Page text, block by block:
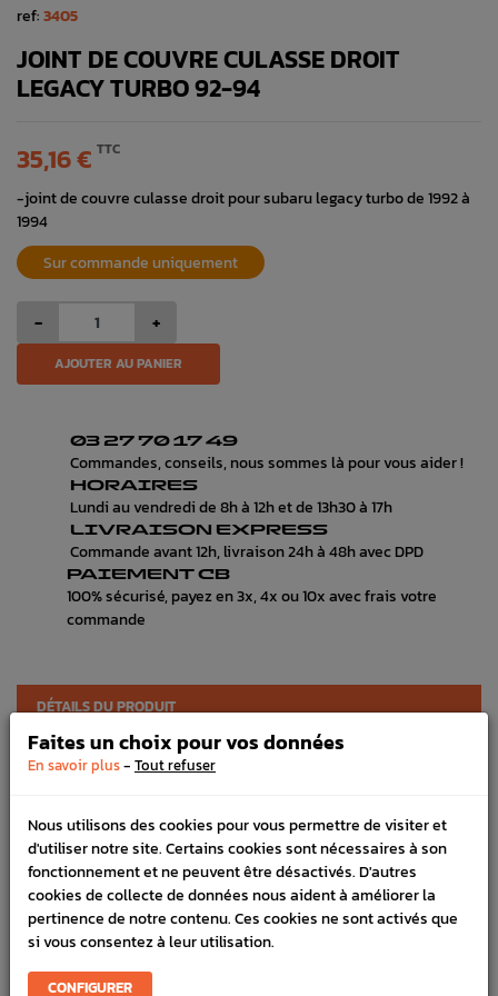
ref:3405
JOINT DE COUVRE CULASSE DROIT
LEGACY TURBO 92-94
35,16 € TTC
-joint de couvre culasse droit pour subaru legacy turbo de 1992 à
1994
Sur commande uniquement
- +
AJOUTER AU PANIER
03 27 70 17 49
Commandes, conseils, nous sommes là pour vous aider !
HORAIRES
Lundi au vendredi de 8h à 12h et de 13h30 à 17h
LIVRAISON EXPRESS
Commande avant 12h, livraison 24h à 48h avec DPD
PAIEMENT CB
100% sécurisé, payez en 3x, 4x ou 10x avec frais votre
commande
DÉTAILS DU PRODUIT
LIVRAISON
FICHE TECHNIQUE
Haut moteur
Joints & pâte
DANS
Faites un choix pour vos données
En savoir plus- Tout refuser
Nous utilisons des cookies pour vous permettre de visiter et
d'utiliser notre site. Certains cookies sont nécessaires à son
fonctionnement et ne peuvent être désactivés. D'autres
cookies de collecte de données nous aident à améliorer la
pertinence de notre contenu. Ces cookies ne sont activés que
si vous consentez à leur utilisation.
CONFIGURER